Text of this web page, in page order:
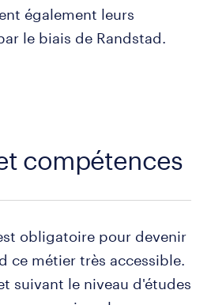
également leurs
le biais de Randstad.
compétences
obligatoire pour devenir
ce métier très accessible.
suivant le niveau d'études